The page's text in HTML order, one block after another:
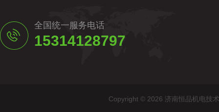
全国统一服务电话
15314128797
Copyright © 2026 济南恒品机电技